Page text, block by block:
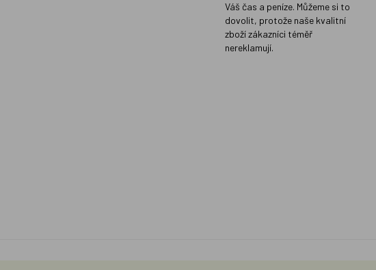
Váš čas a peníze. Můžeme si to
dovolit, protože naše kvalitní
zboží zákazníci téměř
nereklamují.